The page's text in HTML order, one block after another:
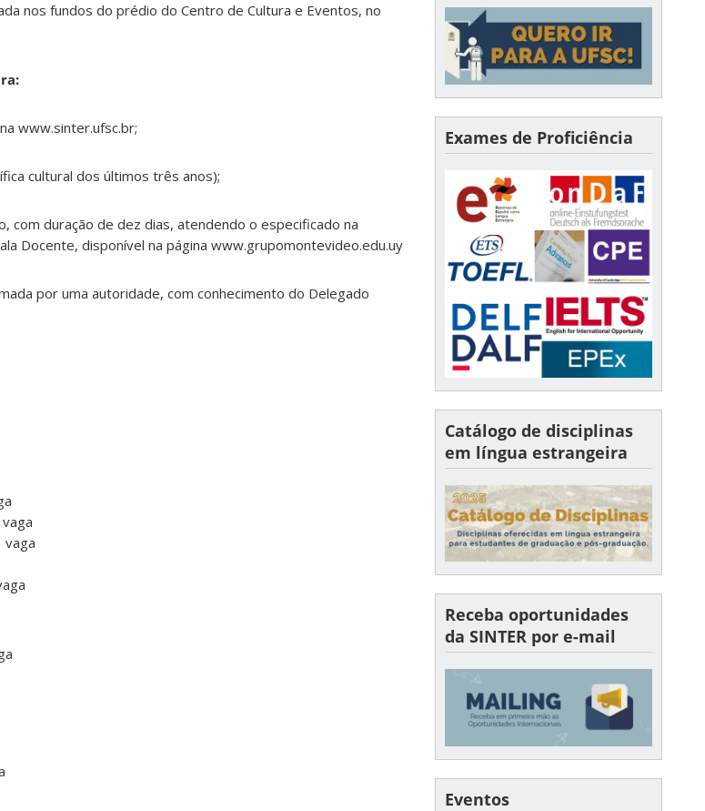
nos fundos do prédio do Centro de Cultura e Eventos, no
www.sinter.ufsc.br;
cultural dos últimos três anos);
com duração de dez dias, atendendo o especificado na
Docente, disponível na página www.grupomontevideo.edu.uy
por uma autoridade, com conhecimento do Delegado
vaga
Exames de Proficiência
Catálogo de disciplinas
em língua estrangeira
Receba oportunidades
da SINTER por e-mail
Eventos